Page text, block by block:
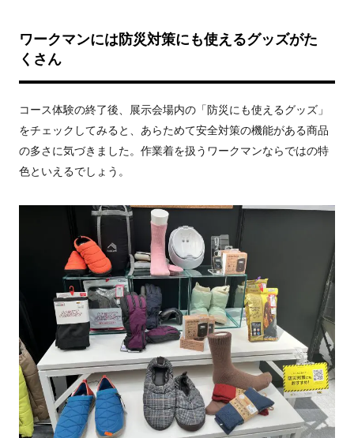
ワークマンには防災対策にも使えるグッズがた
くさん
コース体験の終了後、展示会場内の「防災にも使えるグッズ」
をチェックしてみると、あらためて安全対策の機能がある商品
の多さに気づきました。作業着を扱うワークマンならではの特
色といえるでしょう。